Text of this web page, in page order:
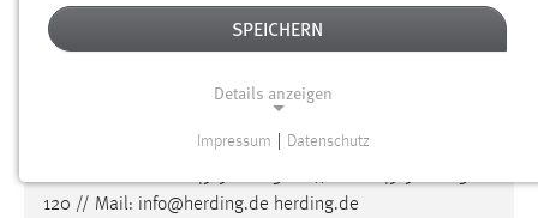
STANDORTE:
careerday Katalog 2015
120 // Mail: info@herding.de herding.de
SPEICHERN
Details anzeigen
Notwendige Cookies ermöglichen grundlegende
Impressum Datenschutz